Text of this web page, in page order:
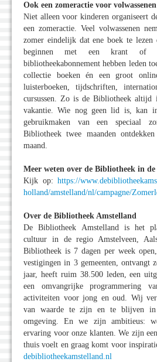
Ook een zomeractie voor volwassenen
Niet alleen voor kinderen organiseert
een zomeractie. Veel volwassenen
zomer eindelijk dat ene boek te lezen
beginnen met een krant of
bibliotheekabonnement hebben leden
collectie boeken én een groot
luisterboeken, tijdschriften,
cursussen. Zo is de Bibliotheek
vakantie. Wie nog geen lid is, kan
gebruikmaken van een speciaal
Bibliotheek twee maanden
maand.
Meer weten over de Bibliotheek in de
Kijk op: https://
holland/amstelland/nl/campagne/
Over de Bibliotheek Amstelland
De Bibliotheek Amstelland is het
cultuur in de regio Amstelveen,
Bibliotheek is 7 dagen per week
vestigingen in 3 gemeenten, ontvangt
jaar, heeft ruim 38.500 leden, een
een omvangrijke programmering
activiteiten voor jong en oud. Wij
van waarde te zijn en te blijven in
omgeving. En we zijn ambitieus:
ervaring voor onze klanten. We zijn
thuis voelt en graag komt voor
debibliotheekamstelland.nl